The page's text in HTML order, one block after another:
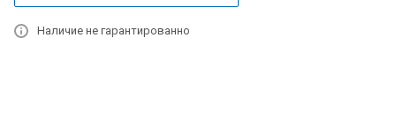
Наличие не гарантированно